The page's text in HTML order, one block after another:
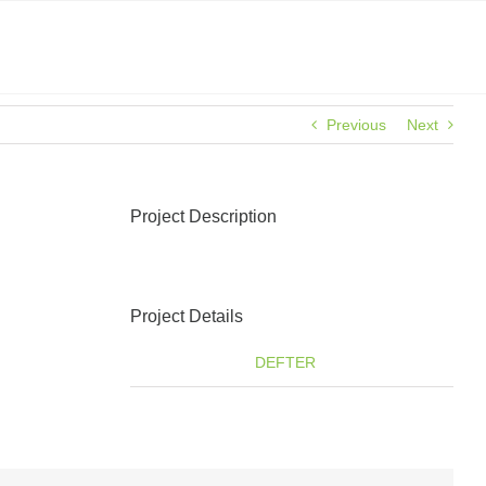
Previous Next
Project Description
Project Details
DEFTER